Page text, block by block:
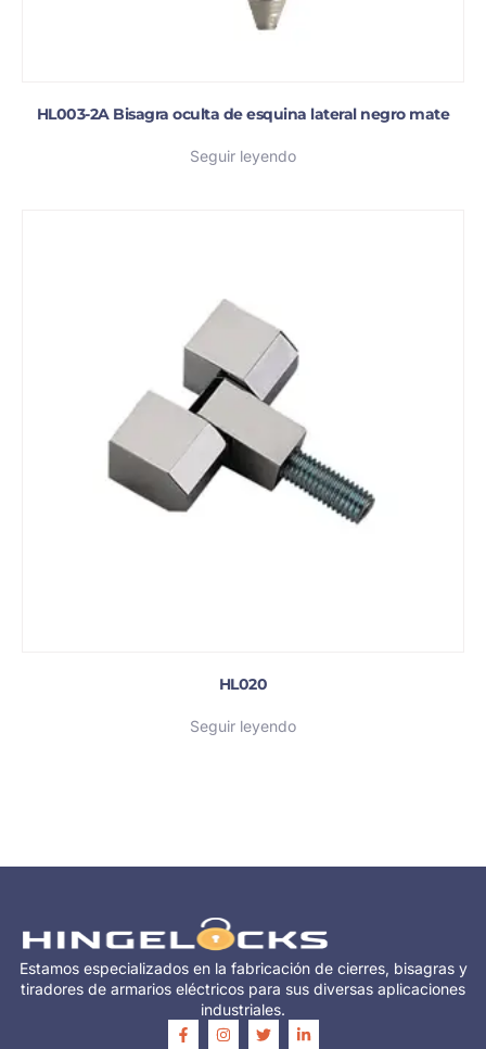
HL003-2A Bisagra oculta de esquina lateral negro mate
Seguir leyendo
HL020
Seguir leyendo
Estamos especializados en la fabricación de cierres, bisagras y
tiradores de armarios eléctricos para sus diversas aplicaciones
industriales.